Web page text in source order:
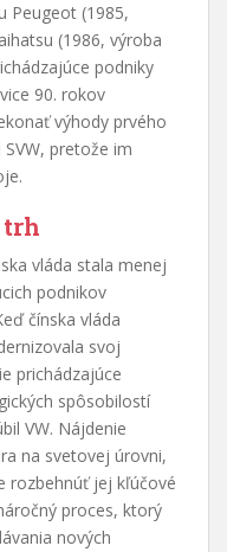
Peugeot (1985,
(1986, výroba
podniky
90. rokov
výhody prvého
pretože im
trh
vláda stala menej
podnikov
čínska vláda
svoj
prichádzajúce
spôsobilostí
VW. Nájdenie
na svetovej úrovni,
rozbehnúť jej kľúčové
proces, ktorý
nových